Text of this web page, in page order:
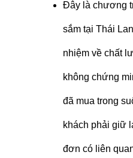
Đây là chương
sắm tại Thái
nhiệm về chất
không chứng
đã mua trong
khách phải giữ
đơn có liên